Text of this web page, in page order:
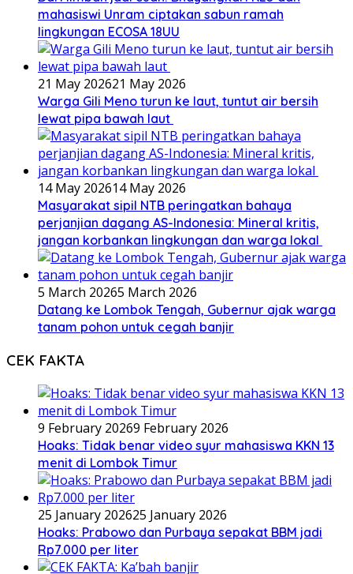
mahasiswi Unram ciptakan sabun ramah
lingkungan ECOSA 18UU
21 May 202621 May 2026
Warga Gili Meno turun ke laut, tuntut air bersih
lewat pipa bawah laut
14 May 202614 May 2026
Masyarakat sipil NTB peringatkan bahaya
perjanjian dagang AS-Indonesia: Mineral kritis,
jangan korbankan lingkungan dan warga lokal
5 March 20265 March 2026
Datang ke Lombok Tengah, Gubernur ajak warga
tanam pohon untuk cegah banjir
CEK FAKTA
9 February 20269 February 2026
Hoaks: Tidak benar video syur mahasiswa KKN 13
menit di Lombok Timur
25 January 202625 January 2026
Hoaks: Prabowo dan Purbaya sepakat BBM jadi
Rp7.000 per liter